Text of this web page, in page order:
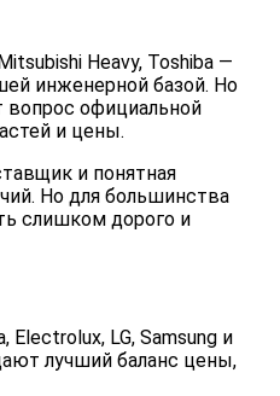
Heavy, Toshiba —
инженерной базой. Но
вопрос официальной
и цены.
и понятная
Но для большинства
слишком дорого и
Electrolux, LG, Samsung и
лучший баланс цены,